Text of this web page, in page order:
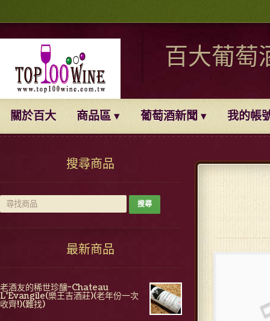
百大葡萄
關於百大 商品區 葡萄酒新聞 我的帳
搜尋商品
最新商品
老酒友的稀世珍釀~Chateau
L'Evangile(樂王吉酒莊)(老年份一次
收齊!)(難找)